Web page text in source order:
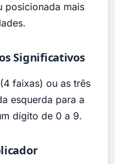
posicionada mais
Significativos
faixas) ou as três
esquerda para a
dígito de 0 a 9.